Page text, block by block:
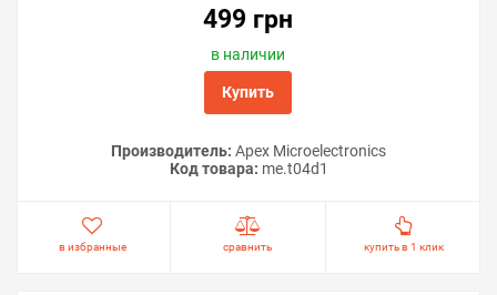
499 грн
в наличии
Купить
Производитель: Apex Microelectronics
Код товара: me.t04d1
в избранные сравнить купить в 1 клик